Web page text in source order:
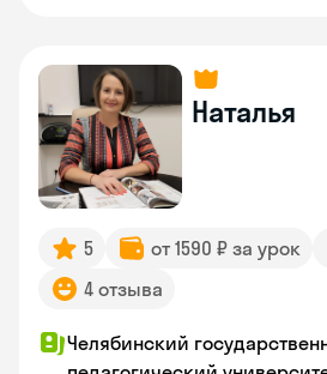
Наталья
5 от 1590 ₽ за урок
4 отзыва
Челябинский